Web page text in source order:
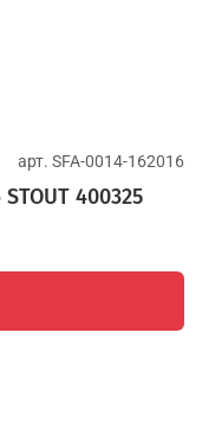
арт. SFA-0014-162016
400325